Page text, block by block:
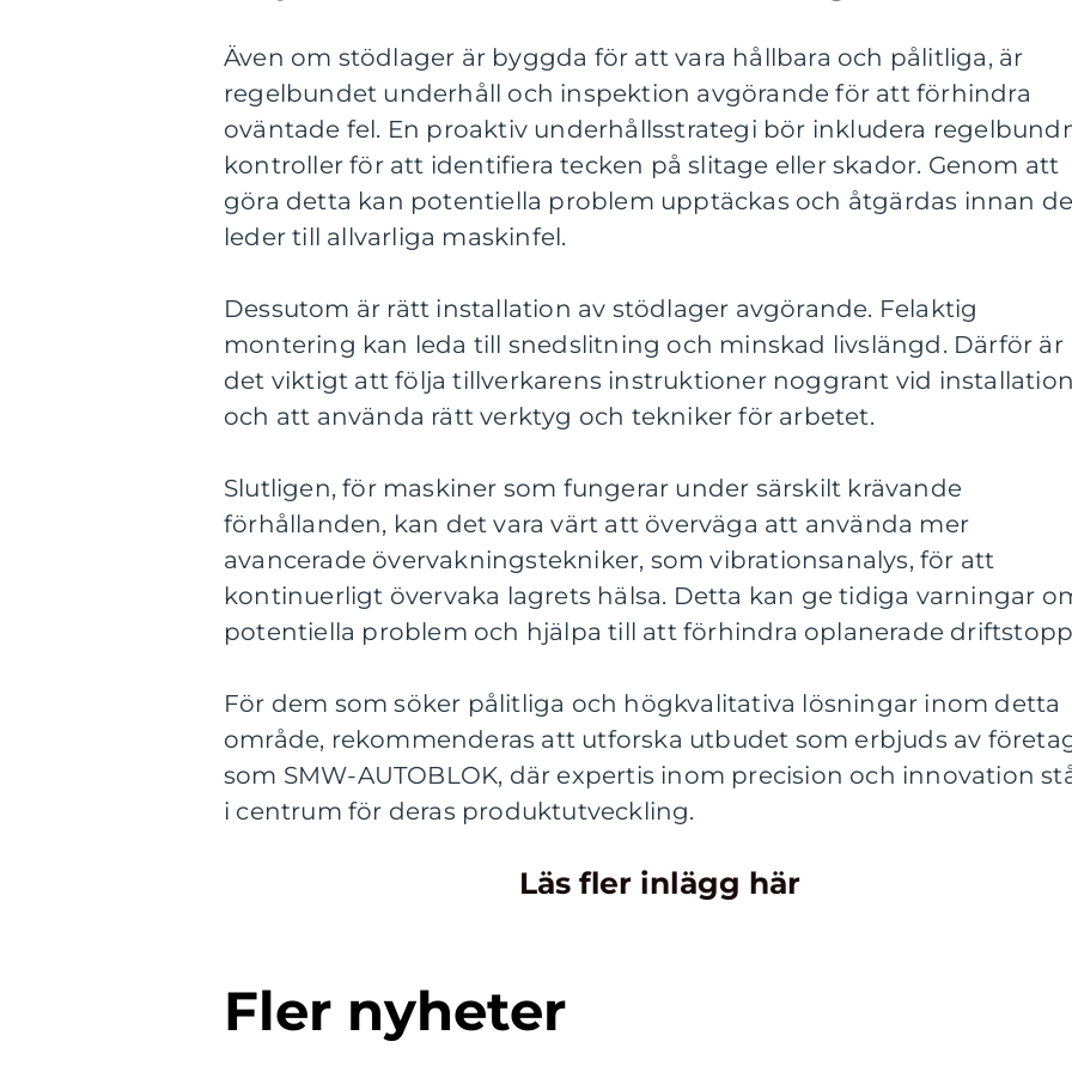
Även om stödlager är byggda för att vara hållbara och pålitliga, är
regelbundet underhåll och inspektion avgörande för att förhindra
oväntade fel. En proaktiv underhållsstrategi bör inkludera
kontroller för att identifiera tecken på slitage eller skador. Genom att
göra detta kan potentiella problem upptäckas och åtgärdas innan de
leder till allvarliga maskinfel.
Dessutom är rätt installation av stödlager avgörande. Felaktig
montering kan leda till snedslitning och minskad livslängd. Därför är
det viktigt att följa tillverkarens instruktioner noggrant vid installation
och att använda rätt verktyg och tekniker för arbetet.
Slutligen, för maskiner som fungerar under särskilt krävande
förhållanden, kan det vara värt att överväga att använda mer
avancerade övervakningstekniker, som vibrationsanalys, för att
kontinuerligt övervaka lagrets hälsa. Detta kan ge tidiga varningar
potentiella problem och hjälpa till att förhindra oplanerade
För dem som söker pålitliga och högkvalitativa lösningar inom detta
område, rekommenderas att utforska utbudet som erbjuds av
som SMW-AUTOBLOK, där expertis inom precision och innovation
i centrum för deras produktutveckling.
Läs fler inlägg här
Fler nyheter